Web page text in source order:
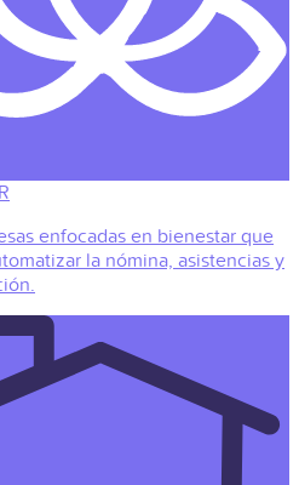
enfocadas en bienestar que
la nómina, asistencias y